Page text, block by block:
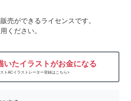
売ができるライセンスです。
ください。
いたイラストがお金になる
トACイラストレーター登録はこちら>